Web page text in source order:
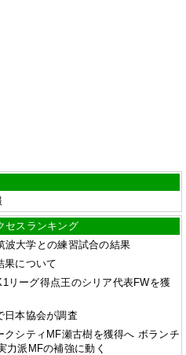
セスランキング
波大学との練習試合の結果
果について
リーグ得点王のシリア代表FWを獲
日本協会が調査
クシティMF瀬古樹を獲得へ ボランチ
力派MFの補強に動く